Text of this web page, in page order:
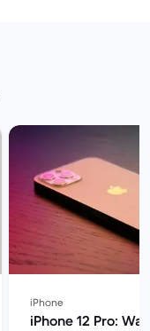
iPhone
iPhone 12 Pro: